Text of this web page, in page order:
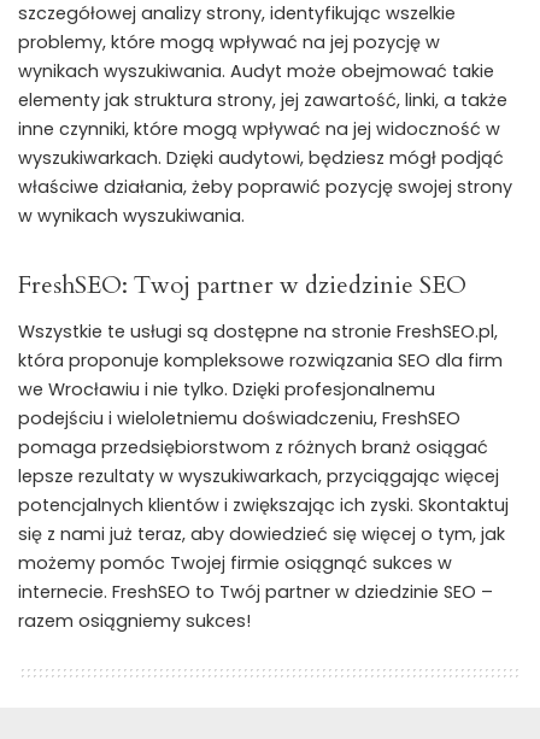
szczegółowej analizy strony, identyfikując wszelkie
problemy, które mogą wpływać na jej pozycję w
wynikach wyszukiwania. Audyt może obejmować takie
elementy jak struktura strony, jej zawartość, linki, a także
inne czynniki, które mogą wpływać na jej widoczność w
wyszukiwarkach. Dzięki audytowi, będziesz mógł podjąć
właściwe działania, żeby poprawić pozycję swojej strony
w wynikach wyszukiwania.
FreshSEO: Twoj partner w dziedzinie SEO
Wszystkie te usługi są dostępne na stronie FreshSEO.pl,
która proponuje kompleksowe rozwiązania SEO dla firm
we Wrocławiu i nie tylko. Dzięki profesjonalnemu
podejściu i wieloletniemu doświadczeniu, FreshSEO
pomaga przedsiębiorstwom z różnych branż osiągać
lepsze rezultaty w wyszukiwarkach, przyciągając więcej
potencjalnych klientów i zwiększając ich zyski. Skontaktuj
się z nami już teraz, aby dowiedzieć się więcej o tym, jak
możemy pomóc Twojej firmie osiągnąć sukces w
internecie. FreshSEO to Twój partner w dziedzinie SEO –
razem osiągniemy sukces!